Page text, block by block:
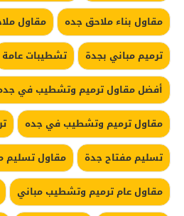
مقاول بناء ملاحق جده
مقاول
ترميم مباني بجدة
تشطيبات عامة
أفضل مقاول ترميم وتشطيب في
مقاول ترميم وتشطيب في جده
تسليم مفتاح جدة
مقاول تسليم
مقاول عام ترميم وتشطيب مباني